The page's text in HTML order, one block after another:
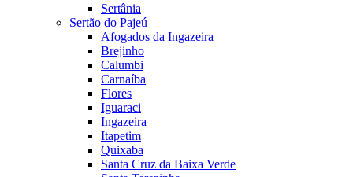
Sertânia
Sertão do Pajeú
Afogados da Ingazeira
Brejinho
Calumbi
Carnaíba
Flores
Iguaraci
Ingazeira
Itapetim
Quixaba
Santa Cruz da Baixa Verde